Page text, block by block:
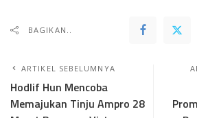
BAGIKAN..
ARTIKEL SEBELUMNYA
Hodlif Hun Mencoba
Memajukan Tinju Ampro 28